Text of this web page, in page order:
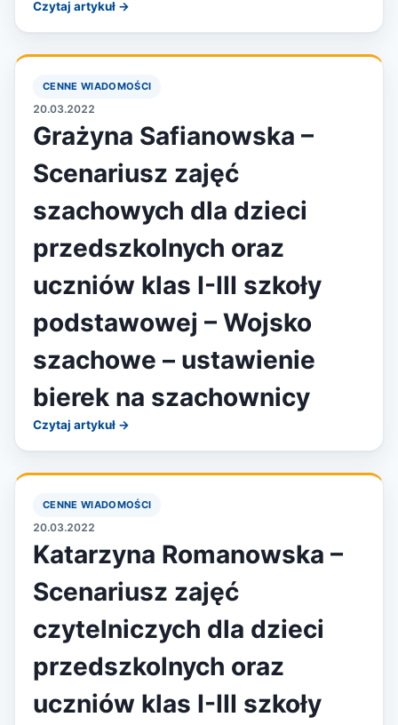
Czytaj artykuł →
CENNE WIADOMOŚCI
20.03.2022
Grażyna Safianowska –
Scenariusz zajęć
szachowych dla dzieci
przedszkolnych oraz
uczniów klas I-III szkoły
podstawowej – Wojsko
szachowe – ustawienie
bierek na szachownicy
Czytaj artykuł →
CENNE WIADOMOŚCI
20.03.2022
Katarzyna Romanowska –
Scenariusz zajęć
czytelniczych dla dzieci
przedszkolnych oraz
uczniów klas I-III szkoły